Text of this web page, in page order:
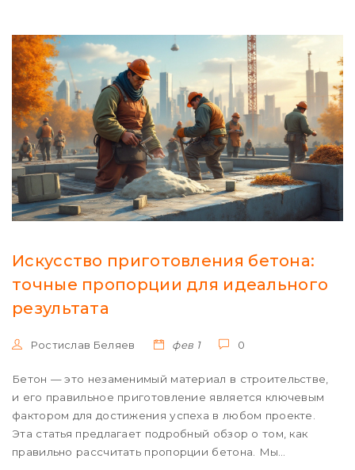
Искусство приготовления бетона:
точные пропорции для идеального
результата
Ростислав Беляев фев 1 0
Бетон — это незаменимый материал в строительстве,
и его правильное приготовление является ключевым
фактором для достижения успеха в любом проекте.
Эта статья предлагает подробный обзор о том, как
правильно рассчитать пропорции бетона. Мы